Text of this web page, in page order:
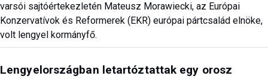
varsói sajtóértekezletén Mateusz Morawiecki, az Európai
Konzervatívok és Reformerek (EKR) európai pártcsalád elnöke,
volt lengyel kormányfő.
Lengyelországban letartóztattak egy orosz